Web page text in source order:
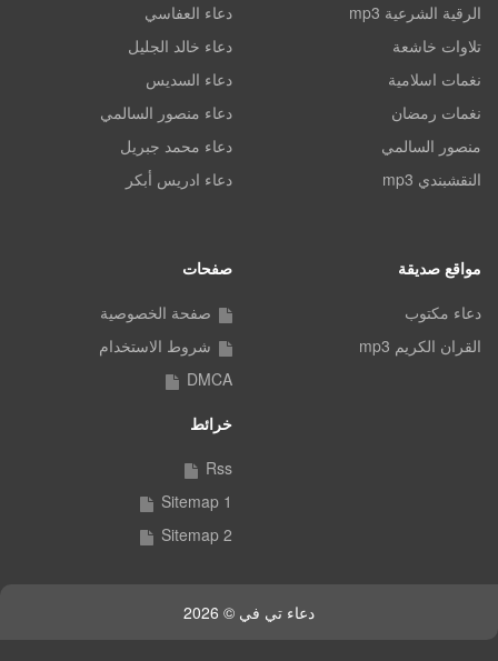
الرقية الشرعية mp3
تلاوات خاشعة
نغمات اسلامية
نغمات رمضان
منصور السالمي
النقشبندي mp3
دعاء العفاسي
دعاء خالد الجليل
دعاء السديس
دعاء منصور السالمي
دعاء محمد جبريل
دعاء ادريس أبكر
مواقع صديقة
دعاء مكتوب
القران الكريم mp3
صفحات
صفحة الخصوصية
شروط الاستخدام
DMCA
خرائط
Rss
Sitemap 1
Sitemap 2
دعاء تي في © 2026